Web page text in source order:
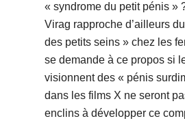
« syndrome du petit pénis »
Virag rapproche d’ailleurs
des petits seins » chez les
se demande à ce propos si
visionnent des « pénis
dans les films X ne seront
enclins à développer ce